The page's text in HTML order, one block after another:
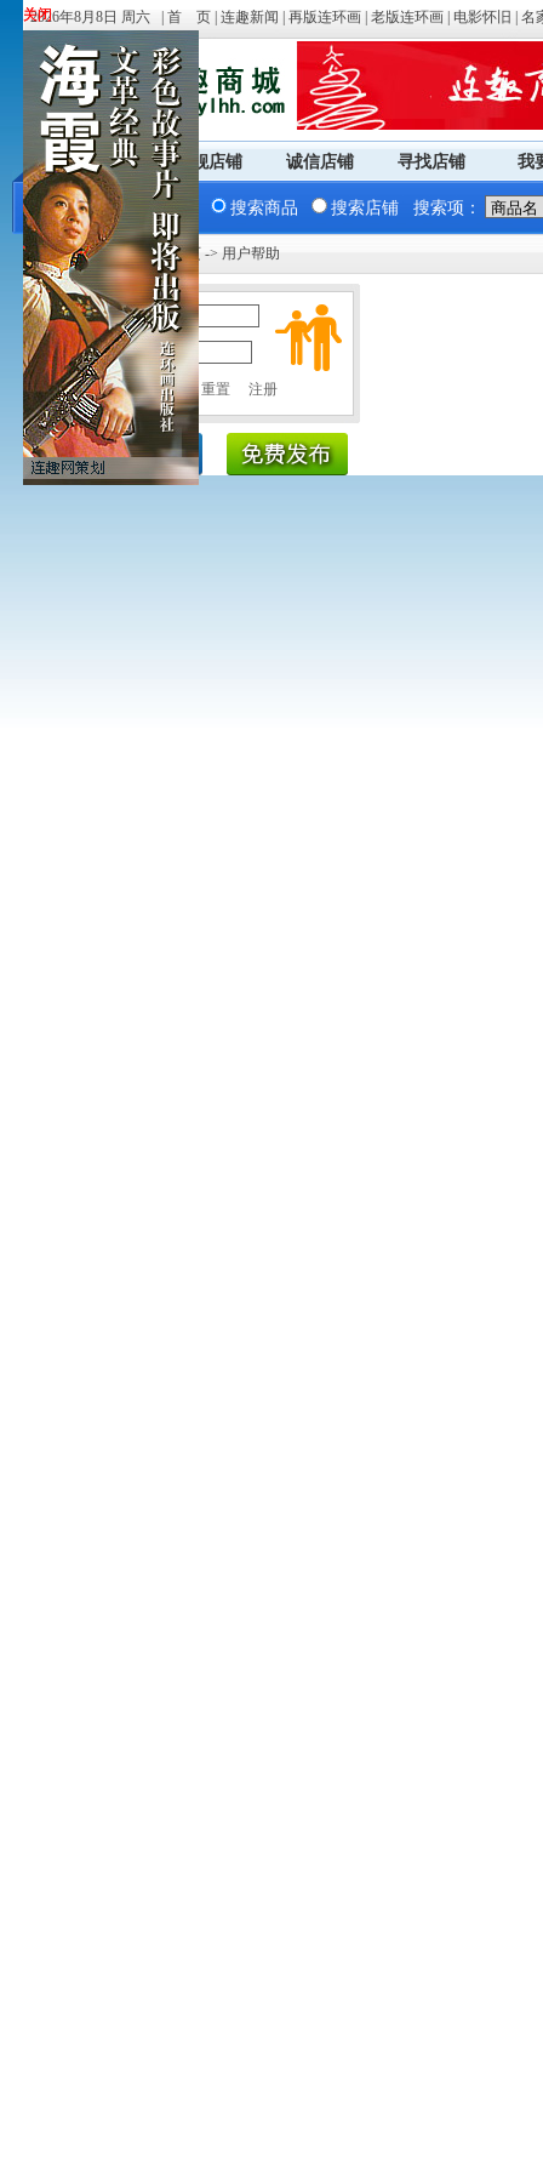
关闭
关闭
2026年8月8日 周六 | 首 页 连趣新闻 再版连环画 老版连环画 电影怀旧 名
商城首页 旗舰店铺 诚信店铺 寻找店铺 我
搜索商品 搜索店铺 搜索项：
您现在的位置：商城首页 -> 用户帮助
用户名：
密 码：